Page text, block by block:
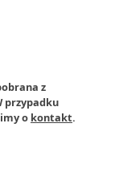
z
przypadku
o kontakt.